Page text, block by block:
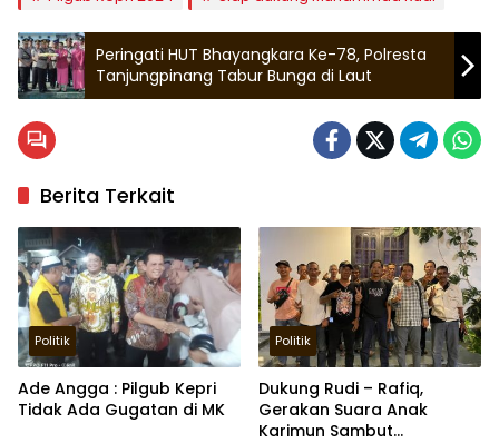
Peringati HUT Bhayangkara Ke-78, Polresta
Tanjungpinang Tabur Bunga di Laut
Berita Terkait
Politik
Ade Angga : Pilgub Kepri
Tidak Ada Gugatan di MK
Politik
Dukung Rudi – Rafiq,
Gerakan Suara Anak
Karimun Sambut